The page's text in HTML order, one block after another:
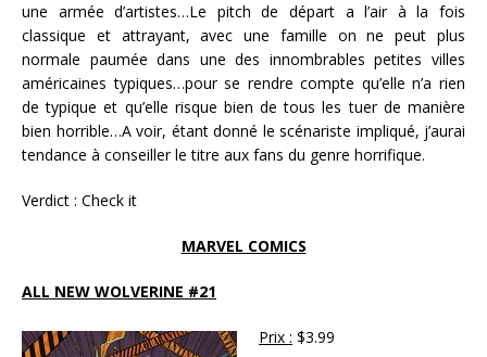
une armée d’artistes…Le pitch de départ a l’air à la fois
classique et attrayant, avec une famille on ne peut plus
normale paumée dans une des innombrables petites villes
américaines typiques…pour se rendre compte qu’elle n’a rien
de typique et qu’elle risque bien de tous les tuer de manière
bien horrible…A voir, étant donné le scénariste impliqué, j’aurai
tendance à conseiller le titre aux fans du genre horrifique.
Verdict : Check it
MARVEL COMICS
ALL NEW WOLVERINE #21
Prix : $3.99